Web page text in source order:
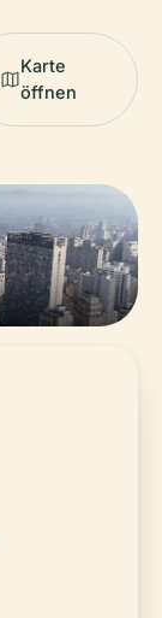
Karte
öffnen